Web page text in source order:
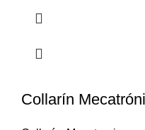
Collarín